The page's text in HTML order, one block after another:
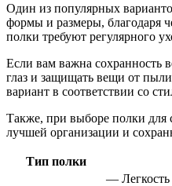
Один из популярных
формы и размеры, благодаря
полки требуют регулярного
Если вам важна сохранность
глаз и защищать вещи от
вариант в соответствии со
Также, при выборе полки для
лучшей организации и
Тип полки
— Легкость